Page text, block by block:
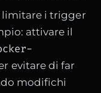
limitare i trigger
attivare il
evitare di far
modifichi